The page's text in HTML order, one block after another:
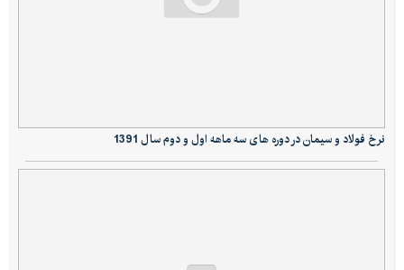
نرخ فولاد و سیمان در دوره های سه ماهه اول و دوم سال 1391